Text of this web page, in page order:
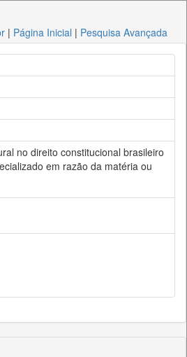
| Página Inicial | Pesquisa Avançada
no direito constitucional brasileiro
em razão da matéria ou